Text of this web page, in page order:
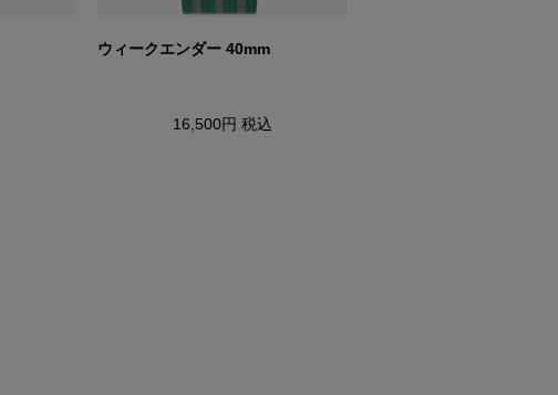
ウィークエンダー 40mm
16,500円 税込